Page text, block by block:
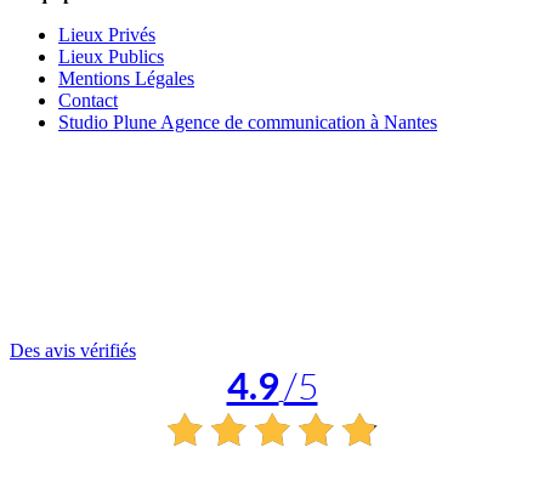
Lieux Privés
Lieux Publics
Mentions Légales
Contact
Studio Plune Agence de communication à Nantes
Des avis vérifiés
4.9/5